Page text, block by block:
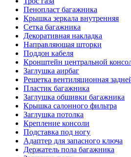
Пенопласт багажника
Крышка зеркала внутренняя
Сетка багажника
Декоративная накладка
Направляющая шторки
Поддон кабеля
Кронштейн центральной
Заглушка аирбаг
Решетка вентиляционная
Пластик багажника
Заглушка обшивки багажника
Крышка салонного фильтра
Заглушка потолка
Крепление консоли
Подставка под ногу
Адаптер для запасного ключа
Держатель пола багажника